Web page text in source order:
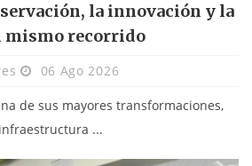
la innovación y la
mismo recorrido
06 Ago 2026
de sus mayores transformaciones,
...